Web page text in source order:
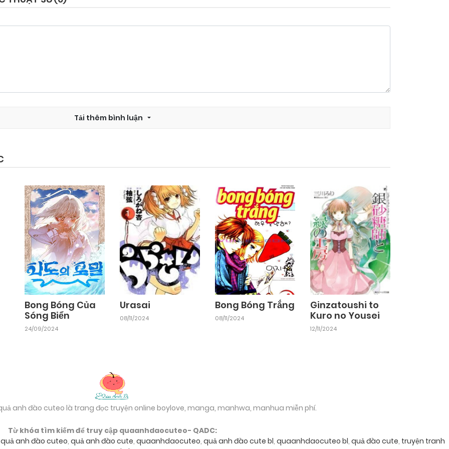
Chapter 20
Chapter 16 25/09/2024
Chapter 14 25/09/2024
Chapter 12.5 25/09/2024
Chapter 11 25/09/2024
Chapter 5
Chapter 3 25/09/2024
Tải thêm bình luận
Bong Bóng Của
Sóng Biển
24/09/2024
Urasai
08/11/2024
Bong Bóng Trắng
08/11/2024
Ginzatoushi to
Kuro no Yousei
12/11/2024
anh đào cuteo là trang đọc truyện online boylove, manga, manhwa, manhua miễn phí.
Từ khóa tìm kiếm để truy cập quaanhdaocuteo- QADC:
quả anh đào cuteo, quả anh đào cute, quaanhdaocuteo, quả anh đào cute bl, quaanhdaocuteo bl, quả đào cute, truyện tranh